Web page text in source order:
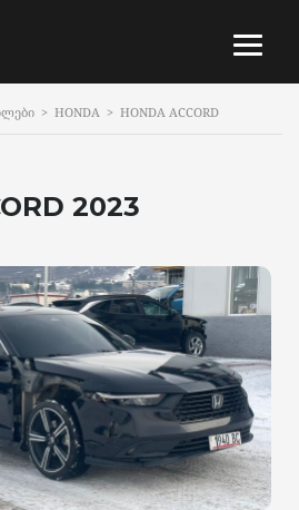
> HONDA > HONDA ACCORD
2023